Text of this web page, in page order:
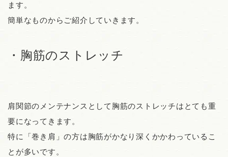
ます。
簡単なものからご紹介していきます。
・胸筋のストレッチ
肩関節のメンテナンスとして胸筋のストレッチはとても重
要になってきます。
特に「巻き肩」の方は胸筋がかなり深くかかわっているこ
とが多いです。